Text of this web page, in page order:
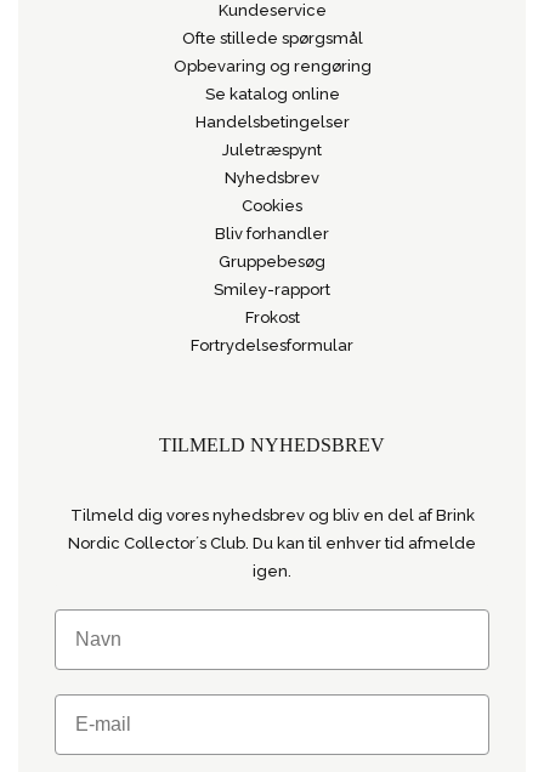
Kundeservice
Ofte stillede spørgsmål
Opbevaring og rengøring
Se katalog online
Handelsbetingelser
Juletræspynt
Nyhedsbrev
Cookies
Bliv forhandler
Gruppebesøg
Smiley-rapport
Frokost
Fortrydelsesformular
TILMELD NYHEDSBREV
Tilmeld dig vores nyhedsbrev og bliv en del af Brink
Nordic Collector´s Club. Du kan til enhver tid afmelde
igen.